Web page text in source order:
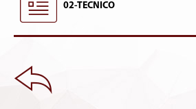
02-TECNICO